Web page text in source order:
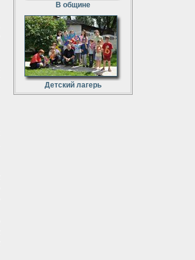
В общине
Детский лагерь